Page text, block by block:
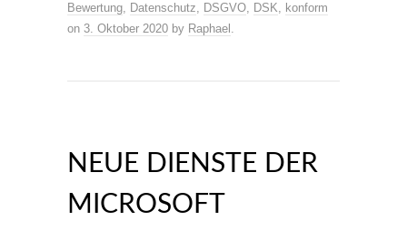
Bewertung, Datenschutz, DSGVO, DSK, konform
on 3. Oktober 2020 by Raphael .
NEUE DIENSTE DER
MICROSOFT